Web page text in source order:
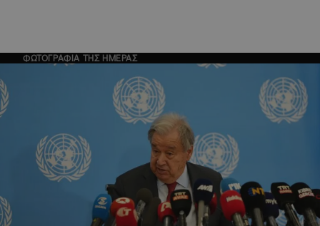
ΦΩΤΟΓΡΑΦΙΑ ΤΗΣ ΗΜΕΡΑΣ